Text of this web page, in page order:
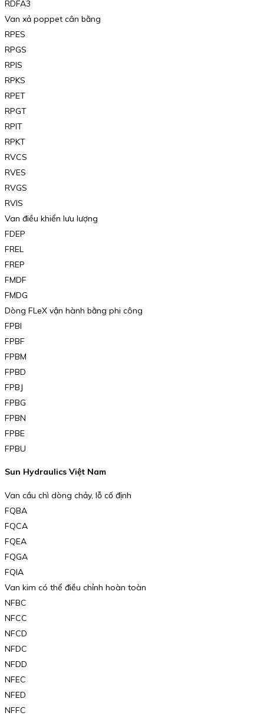
RDFA3
Van xả poppet cân bằng
RPES
RPGS
RPIS
RPKS
RPET
RPGT
RPIT
RPKT
RVCS
RVES
RVGS
RVIS
Van điều khiển lưu lượng
FDEP
FREL
FREP
FMDF
FMDG
Dòng FLeX vận hành bằng phi công
FPBI
FPBF
FPBM
FPBD
FPBJ
FPBG
FPBN
FPBE
FPBU
Sun Hydraulics Việt Nam
Van cầu chì dòng chảy, lỗ cố định
FQBA
FQCA
FQEA
FQGA
FQIA
Van kim có thể điều chỉnh hoàn toàn
NFBC
NFCC
NFCD
NFDC
NFDD
NFEC
NFED
NFFC